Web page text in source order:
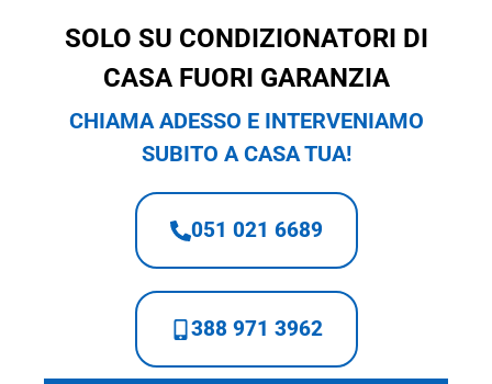
SOLO SU CONDIZIONATORI DI
CASA FUORI GARANZIA
CHIAMA ADESSO E INTERVENIAMO
SUBITO A CASA TUA!
051 021 6689
388 971 3962